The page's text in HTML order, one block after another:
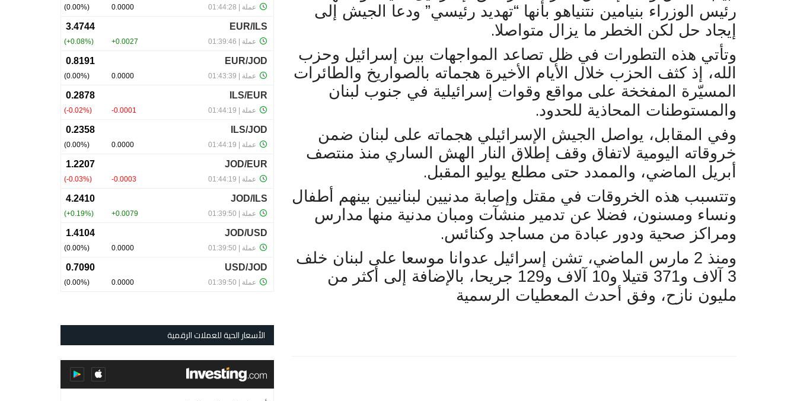
رئيس الوزراء بنيامين نتنياهو بأنها “تهديد رئيسي” ودعا الجيش إلى
إيجاد حل لكن الخطر ما يزال متواصلا.
وتأتي هذه التطورات في ظل تصاعد المواجهات بين إسرائيل وحزب
الله، إذ كثف الحزب خلال الأيام الأخيرة هجماته بالصواريخ والطائرات
المسيّرة المفخخة على مواقع وقوات إسرائيلية في جنوب لبنان
والمستوطنات المحاذية للحدود.
وفي المقابل، يواصل الجيش الإسرائيلي هجماته على لبنان ضمن
خروقاته اليومية لاتفاق وقف إطلاق النار الهش الساري منذ منتصف
أبريل الماضي، والممدد حتى مطلع يوليو المقبل.
وتتسبب هذه الخروقات في مقتل وإصابة مدنيين لبنانيين بينهم أطفال
ونساء ومسنون، فضلا عن تدمير منشآت ومبان مدنية منها مدارس
ومراكز صحية ودور عبادة من مساجد وكنائس.
ومنذ 2 مارس الماضي، تشن إسرائيل عدوانا موسعا على لبنان خلف
3 آلاف و371 قتيلا و10 آلاف و129 جريحا، بالإضافة إلى أكثر من
مليون نازح، وفق أحدث المعطيات الرسمية
الأسعار الحية للعملات الرقمية